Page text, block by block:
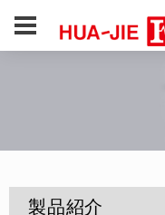
製品紹介